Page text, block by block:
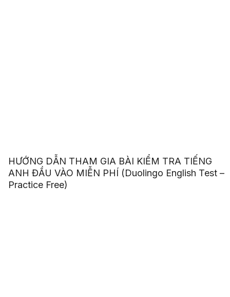
HƯỚNG DẪN THAM GIA BÀI KIỂM TRA TIẾNG
ANH ĐẦU VÀO MIỄN PHÍ (Duolingo English Test –
Practice Free)